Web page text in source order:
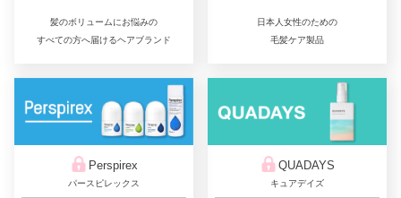
髪のボリュームにお悩みの
すべての方へ届けるヘアブランド
日本人女性のための
毛髪ケア製品
Perspirex
パースピレックス
QUADAYS
キュアデイズ